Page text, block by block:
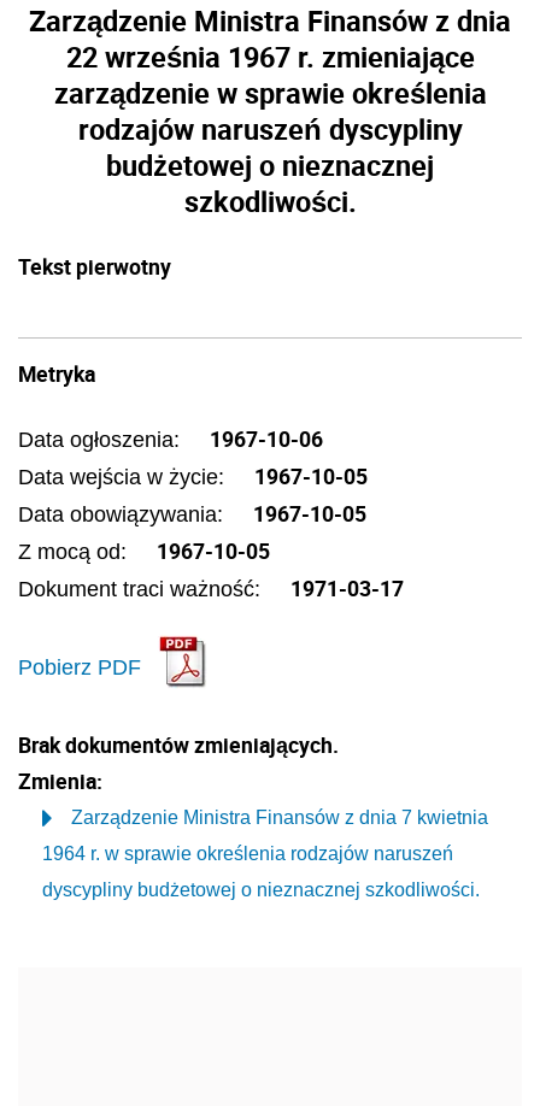
Zarządzenie Ministra Finansów z dnia
22 września 1967 r. zmieniające
zarządzenie w sprawie określenia
rodzajów naruszeń dyscypliny
budżetowej o nieznacznej
szkodliwości.
Tekst pierwotny
Metryka
Data ogłoszenia: 1967-10-06
Data wejścia w życie: 1967-10-05
Data obowiązywania: 1967-10-05
Z mocą od: 1967-10-05
Dokument traci ważność: 1971-03-17
Pobierz PDF
Brak dokumentów zmieniających.
Zmienia:
Zarządzenie Ministra Finansów z dnia 7 kwietnia
1964 r. w sprawie określenia rodzajów naruszeń
dyscypliny budżetowej o nieznacznej szkodliwości.